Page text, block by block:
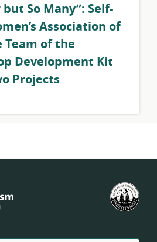
So Many”: Self-
Association of
of the
Development Kit
Projects
Cooperativism